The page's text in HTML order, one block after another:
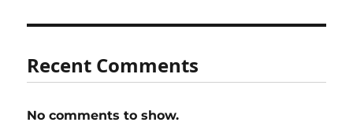
Recent Comments
No comments to show.